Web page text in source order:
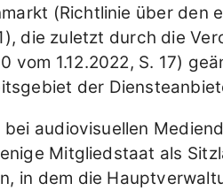
(Richtlinie über den
die zuletzt durch die
vom 1.12.2022, S. 17)
der
audiovisuellen
Mitgliedstaat als
in dem die